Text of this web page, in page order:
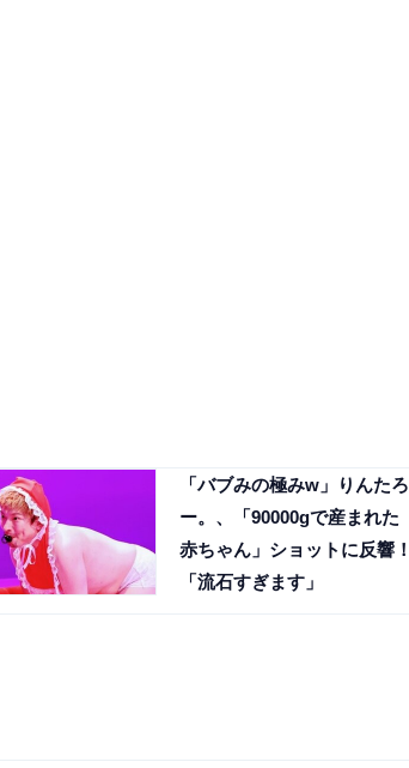
「バブみの極みw」りんたろ
ー。、「90000gで産まれた
赤ちゃん」ショットに反響！
「流石すぎます」